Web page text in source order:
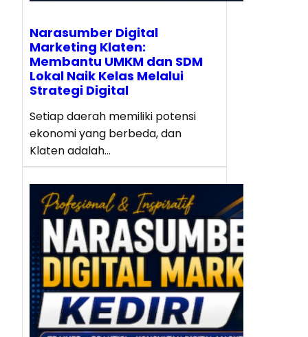
Narasumber Digital
Marketing Klaten:
Membantu UMKM dan SDM
Lokal Naik Kelas Melalui
Strategi Digital
Setiap daerah memiliki potensi
ekonomi yang berbeda, dan
Klaten adalah…